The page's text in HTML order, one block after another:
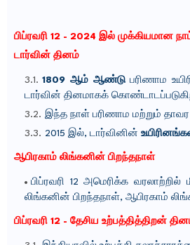
பிப்ரவரி 12 - 2024 இல் முக்கியமான
டார்வின் தினம்
1809 ஆம் ஆண்டுபரிணாம
டார்வின் தினமாகக்
இந்த நாள் பரிணாம மற்றும் தாவர
2015 இல், டார்வினின்
ஆபிரகாம் லிங்கனின் பிறந்தநாள்
பிப்ரவரி 12 அமெரிக்க
லிங்கனின் பிறந்தநாள், ஆபிரகாம்
பிப்ரவரி 12 - தேசிய உற்பத்தித்திறன்